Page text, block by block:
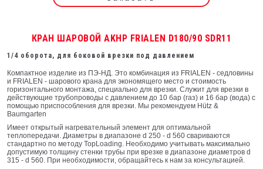
КРАН ШАРОВОЙ АKHР FRIALEN D180/90 SDR11
1/4 оборота, для боковой врезки под давлением
Компактное изделие из ПЭ-НД. Это комбинация из FRIALEN - седловины
и FRIALEN - шарового крана для экономящего местo и стоимость
горизонтального монтажа, специально для врезки. Служит для врезки в
действующие трубопроводы с давлением до 10 бар (газ) и 16 бар (вoда) с
помощью приспособления для врезки. Мы рекомендуем Hütz &
Baumgarten
Имеет открытый нагревательный элемент для оптимальной
теплопередачи. Диаметры в диапазоне d 250 - d 560 свариваются
стандартно по методу TopLoading. Необходимо учитывать максимально
допустимую толщину стенки трубы при врезке в диапазоне диаметров d
315 - d 560. При необходимости, обращайтесь к нам за консультацией.